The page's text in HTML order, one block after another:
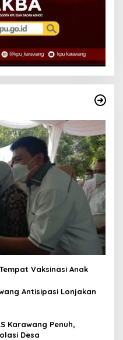
Vaksinasi Anak
Antisipasi Lonjakan
Karawang Penuh,
Desa